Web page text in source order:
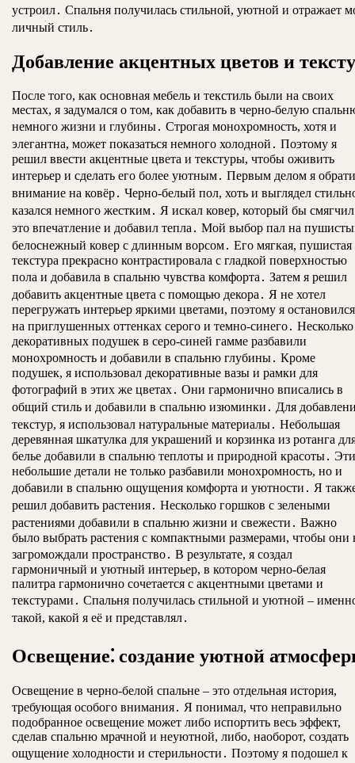
устроил․ Спальня получилась стильной, уютной и отражает
личный стиль․
Добавление акцентных цветов и
После того, как основная мебель и текстиль были на своих
местах, я задумался о том, как добавить в черно-белую
немного жизни и глубины․ Строгая монохромность, хотя и
элегантна, может показаться немного холодной․ Поэтому я
решил ввести акцентные цвета и текстуры, чтобы оживить
интерьер и сделать его более уютным․ Первым делом я
внимание на ковёр․ Черно-белый пол, хоть и выглядел
казался немного жестким․ Я искал ковер, который бы смягчил
это впечатление и добавил тепла․ Мой выбор пал на
белоснежный ковер с длинным ворсом․ Его мягкая, пушистая
текстура прекрасно контрастировала с гладкой поверхностью
пола и добавила в спальню чувства комфорта․ Затем я решил
добавить акцентные цвета с помощью декора․ Я не хотел
перегружать интерьер яркими цветами, поэтому я остановился
на приглушенных оттенках серого и темно-синего․ Несколько
декоративных подушек в серо-синей гамме разбавили
монохромность и добавили в спальню глубины․ Кроме
подушек, я использовал декоративные вазы и рамки для
фотографий в этих же цветах․ Они гармонично вписались в
общий стиль и добавили в спальню изюминки․ Для
текстур, я использовал натуральные материалы․ Небольшая
деревянная шкатулка для украшений и корзинка из ротанга
белье добавили в спальню теплоты и природной красоты․ Эти
небольшие детали не только разбавили монохромность, но и
добавили в спальню ощущения комфорта и уютности․ Я
решил добавить растения․ Несколько горшков с зелеными
растениями добавили в спальню жизни и свежести․ Важно
было выбрать растения с компактными размерами, чтобы они
загромождали пространство․ В результате, я создал
гармоничный и уютный интерьер, в котором черно-белая
палитра гармонично сочетается с акцентными цветами и
текстурами․ Спальня получилась стильной и уютной –
такой, какой я её и представлял․
Освещение⁚ создание уютной
Освещение в черно-белой спальне – это отдельная история,
требующая особого внимания․ Я понимал, что неправильно
подобранное освещение может либо испортить весь эффект,
сделав спальню мрачной и неуютной, либо, наоборот, создать
ощущение холодности и стерильности․ Поэтому я подошел к